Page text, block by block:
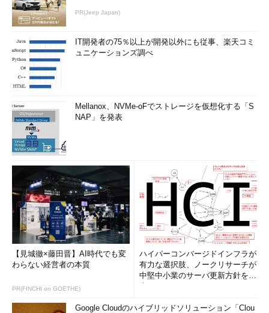
PR(Jeep Japan)
IT開発者の75％以上が開発以外にも従事、楽天コミ
ュニケーションズ調べ
Mellanox、NVMe-oFでストレージを仮想化する「S
NAP」を発表
【見城徹×藤田晋】AI時代でも変
わらない経営者の本質
PR(FINCHI on GOETHE)
ハイパーコンバージドインフラが
有力な選択肢、ノークリサーチが
中堅中小業のサーバ更新方針を調
Google Cloudのハイブリッドソリューション「Clou